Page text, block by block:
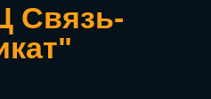
Связь-